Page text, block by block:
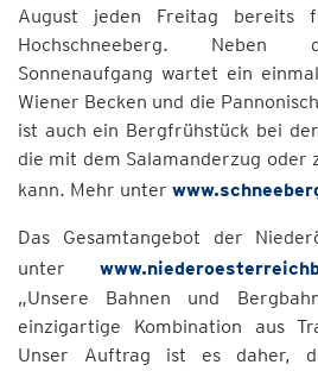
August jeden Freitag bereits
Hochschneeberg. Neben
Sonnenaufgang wartet ein
Wiener Becken und die
ist auch ein Bergfrühstück bei
die mit dem Salamanderzug oder
kann. Mehr unter
Das Gesamtangebot der
unter
„Unsere Bahnen und
einzigartige Kombination aus
Unser Auftrag ist es daher,